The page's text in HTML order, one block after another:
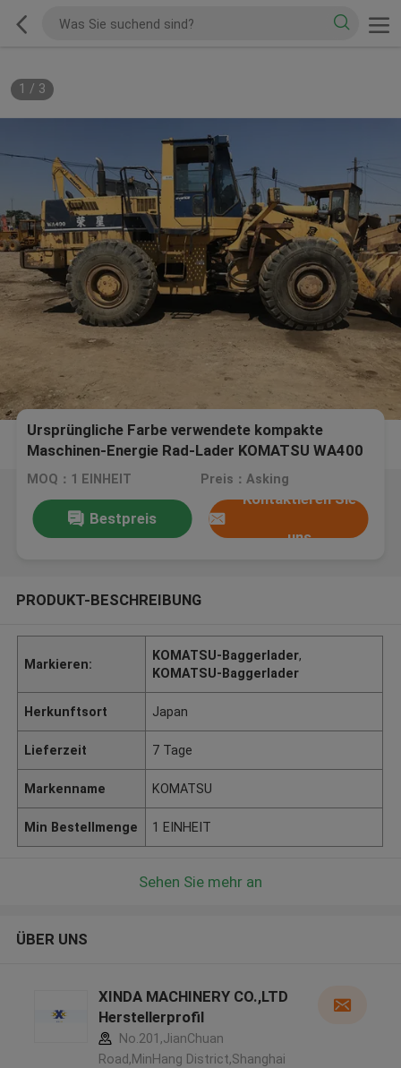
1 / 3
Ursprüngliche Farbe verwendete kompakte
Maschinen-Energie Rad-Lader KOMATSU WA400
197HP
MOQ：1 EINHEIT Preis：Asking
Bestpreis
Kontaktieren Sie
uns
PRODUKT-BESCHREIBUNG
Markieren:
KOMATSU-Baggerlader,
KOMATSU-Baggerlader
Herkunftsort Japan
Lieferzeit 7 Tage
Markenname KOMATSU
Min Bestellmenge 1 EINHEIT
Sehen Sie mehr an
ÜBER UNS
XINDA MACHINERY CO.,LTD
Herstellerprofil
No.201,JianChuan
Road,MinHang District,Shanghai